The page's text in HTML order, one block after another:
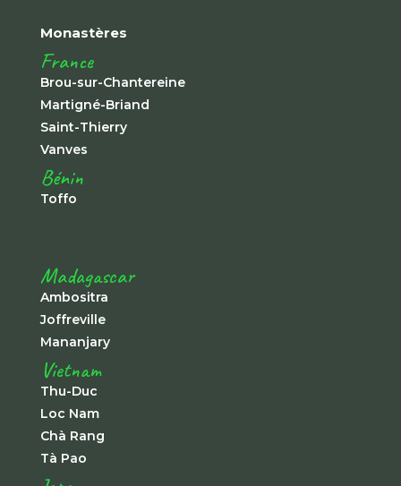
Monastères
France
Brou-sur-Chantereine
Martigné-Briand
Saint-Thierry
Vanves
Bénin
Toffo
Madagascar
Ambositra
Joffreville
Mananjary
Vietnam
Thu-Duc
Loc Nam
Chà Rang
Tà Pao